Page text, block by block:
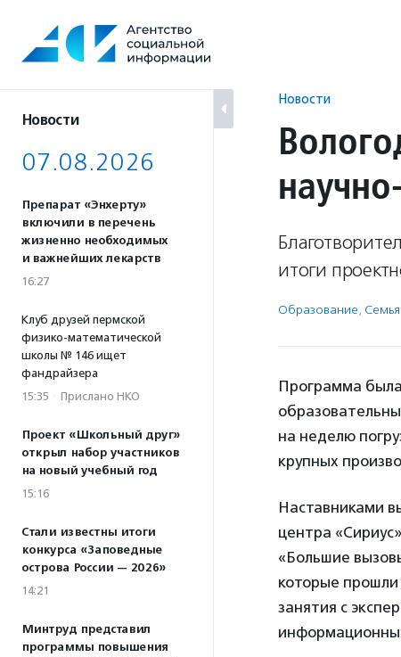
содержанию
Новости
07.08.2026
Препарат «Энхерту»
включили в перечень
жизненно необходимых
и важнейших лекарств
16:27
Клуб друзей пермской
физико-математической
школы № 146 ищет
фандрайзера
15:35 · Прислано НКО
Проект «Школьный друг»
открыл набор участников
на новый учебный год
15:16
Стали известны итоги
конкурса «Заповедные
острова России — 2026»
14:21
Минтруд представил
программы повышения
Новости
итоги
Образование,
Программа была
на неделю
крупных
Наставниками
центра
«Большие
которые
занятия с